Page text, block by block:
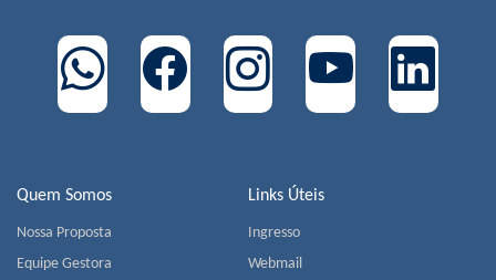
Quem Somos
Nossa Proposta
Equipe Gestora
Links Úteis
Ingresso
Webmail